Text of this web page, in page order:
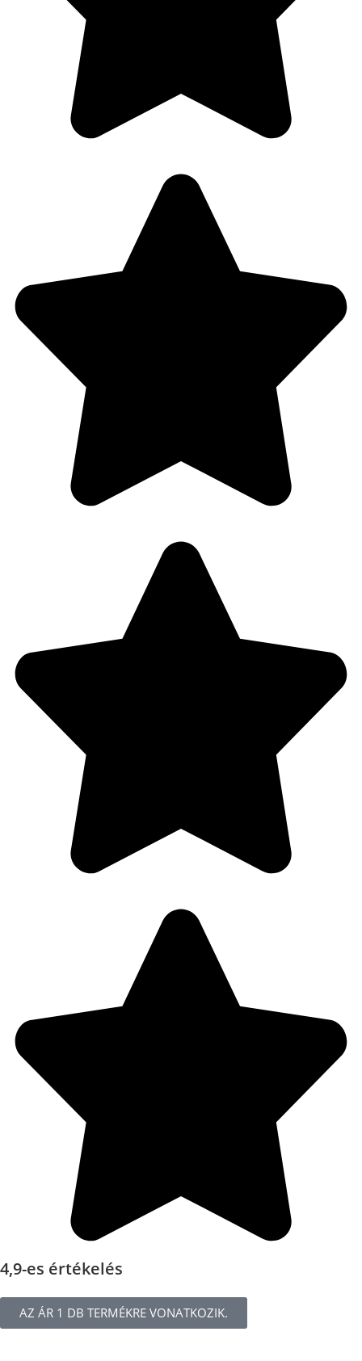
4,9-es értékelés
AZ ÁR 1 DB TERMÉKRE VONATKOZIK.